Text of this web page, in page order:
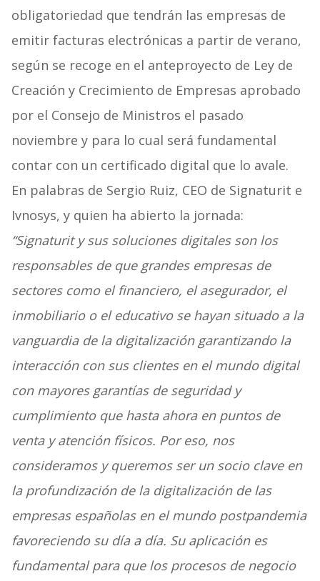
obligatoriedad que tendrán las empresas de
emitir facturas electrónicas a partir de verano,
según se recoge en el anteproyecto de Ley de
Creación y Crecimiento de Empresas aprobado
por el Consejo de Ministros el pasado
noviembre y para lo cual será fundamental
contar con un certificado digital que lo avale.
En palabras de Sergio Ruiz, CEO de Signaturit e
Ivnosys, y quien ha abierto la jornada:
“Signaturit y sus soluciones digitales son los
responsables de que grandes empresas de
sectores como el financiero, el asegurador, el
inmobiliario o el educativo se hayan situado a la
vanguardia de la digitalización garantizando la
interacción con sus clientes en el mundo digital
con mayores garantías de seguridad y
cumplimiento que hasta ahora en puntos de
venta y atención físicos. Por eso, nos
consideramos y queremos ser un socio clave en
la profundización de la digitalización de las
empresas españolas en el mundo postpandemia
favoreciendo su día a día. Su aplicación es
fundamental para que los procesos de negocio